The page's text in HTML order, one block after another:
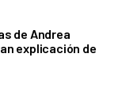
de Andrea
explicación de